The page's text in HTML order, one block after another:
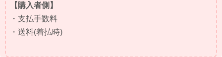
【購入者側】
・支払手数料
・送料(着払時)